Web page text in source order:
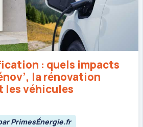
: quels impacts
la rénovation
les véhicules
PrimesÉnergie.fr